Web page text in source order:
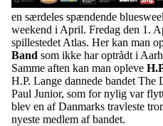
en særdeles spændende
weekend i April. Fredag den 1.
spillestedet Atlas. Her kan man
Band som ikke har optrådt i
Samme aften kan man opleve
H.P. Lange dannede bandet The
Paul Junior, som for nylig var
blev en af Danmarks travleste
nyeste medlem af bandet.